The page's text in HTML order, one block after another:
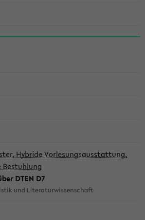
Hybride Vorlesungsausstattung,
Bestuhlung
DTEN D7
und Literaturwissenschaft